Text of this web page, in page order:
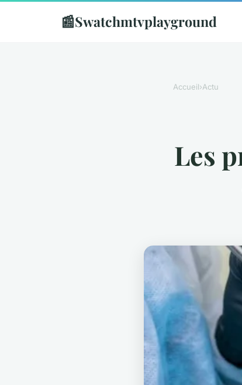
📰Swatchmtvplayground
Accueil›Actu
Les